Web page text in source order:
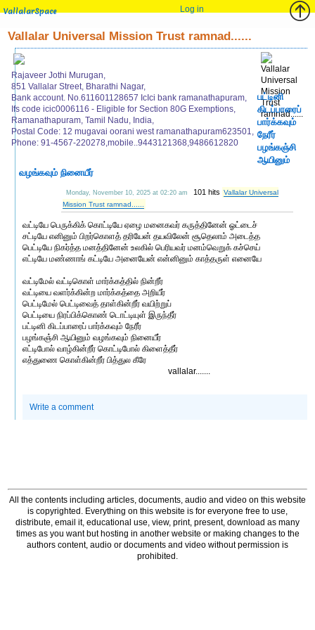
VallalarSpace Log in
Vallalar Universal Mission Trust ramnad......
Rajaveer Jothi Murugan,
851 Vallalar Street, Bharathi Nagar,
Bank account. No.611601128657 IcIci bank ramanathapuram,
Ifs code icic0006116 - Eligible for Section 80G Exemptions,
Ramanathapuram, Tamil Nadu, India,
Postal Code: 12 mugavai oorani west ramanathapuram623501,
Phone: 91-4567-220278,mobile..9443121368,9486612820
பட்டினி
கிடப்பாரைப்
பார்க்கவும்
நேரீர்
பழங்கஞ்சி
ஆயினும்
வழங்கவும் நினையீர்
Monday, November 10, 2025 at 02:20 am 101 hits Vallalar Universal
Mission Trust ramnad......
வட்டியே பெருக்கிக் கொட்டியே ஏழை மனைகவர் கருத்தினேன் ஓட்டைச்
சட்டியே எனினும் பிறர்கொளத் தரியேன் தயவிலேன் சூதெலாம் அடைத்த
பெட்டியே நிகர்த்த மனத்தினேன் உலகில் பெரியவர் மனம்வெறுக் கச்செய்
எட்டியே மண்ணாங் கட்டியே அனையேன் என்னினும் காத்தருள் எனையே
வட்டிமேல் வட்டிகொள் மார்க்கத்தில் நின்றீர்
வட்டியை வளர்க்கின்ற மார்க்கத்தை அறியீர்
பெட்டிமேல் பெட்டிவைத் தாள்கின்றீர் வயிற்றுப்
பெட்டியை நிரப்பிக்கொண் டொட்டியுள் இருந்தீர்
பட்டினி கிடப்பாரைப் பார்க்கவும் நேரீர்
பழங்கஞ்சி ஆயினும் வழங்கவும் நினையீர்
எட்டிபோல் வாழ்கின்றீர் கொட்டிபோல் கிளைத்தீர்
எத்துணை கொள்கின்றீர் பித்துல கீரே
vallalar.......
Write a comment
All the contents including articles, documents, audio and video on this website
is copyrighted. Everything on this website is for everyone free to use,
distribute, email it, educational use, view, print, present, download as many
times as you want but hosting in another website or making changes to the
authors content, audio or documents and video without permission is
prohibited.